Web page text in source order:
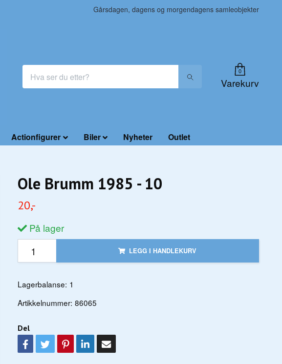
Gårsdagen, dagens og morgendagens samleobjekter
0
Varekurv
Actionfigurer Biler Nyheter Outlet
Ole Brumm 1985 - 10
20,-
På lager
LEGG I HANDLEKURV
Lagerbalanse: 1
Artikkelnummer: 86065
Del